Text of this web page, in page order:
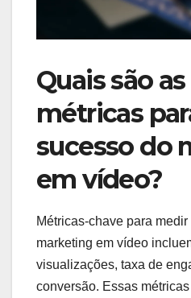
Quais são
métricas
sucesso do
em vídeo?
Métricas-chave para
marketing em vídeo
visualizações, taxa de
conversão. Essas